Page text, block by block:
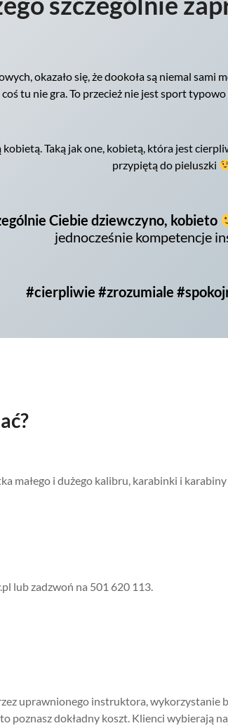
okazało się, że dookoła są niemal
coś tu nie gra. To przecież nie jest sport
Taką jak one, kobietą, która jest
przypiętą do pieluszki
Ciebie dziewczyno, kobieto
jednocześnie kompetencje
#cierpliwie #zrozumiale
małego i dużego kalibru, karabinki i
lub zadzwoń na 501 620 113.
uprawnionego instruktora,
poznasz dokładny koszt. Klienci wybierają